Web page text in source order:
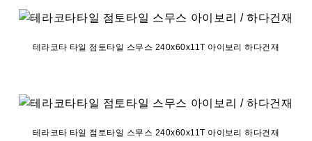
테라코타 타일 점토타일 스무스 240x60x11T 아이보리 하다건재
테라코타 타일 점토타일 스무스 240x60x11T 아이보리 하다건재